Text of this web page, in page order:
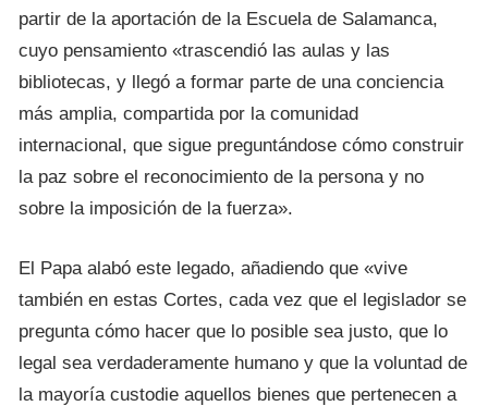
partir de la aportación de la Escuela de Salamanca,
cuyo pensamiento «trascendió las aulas y las
bibliotecas, y llegó a formar parte de una conciencia
más amplia, compartida por la comunidad
internacional, que sigue preguntándose cómo construir
la paz sobre el reconocimiento de la persona y no
sobre la imposición de la fuerza».
El Papa alabó este legado, añadiendo que «vive
también en estas Cortes, cada vez que el legislador se
pregunta cómo hacer que lo posible sea justo, que lo
legal sea verdaderamente humano y que la voluntad de
la mayoría custodie aquellos bienes que pertenecen a